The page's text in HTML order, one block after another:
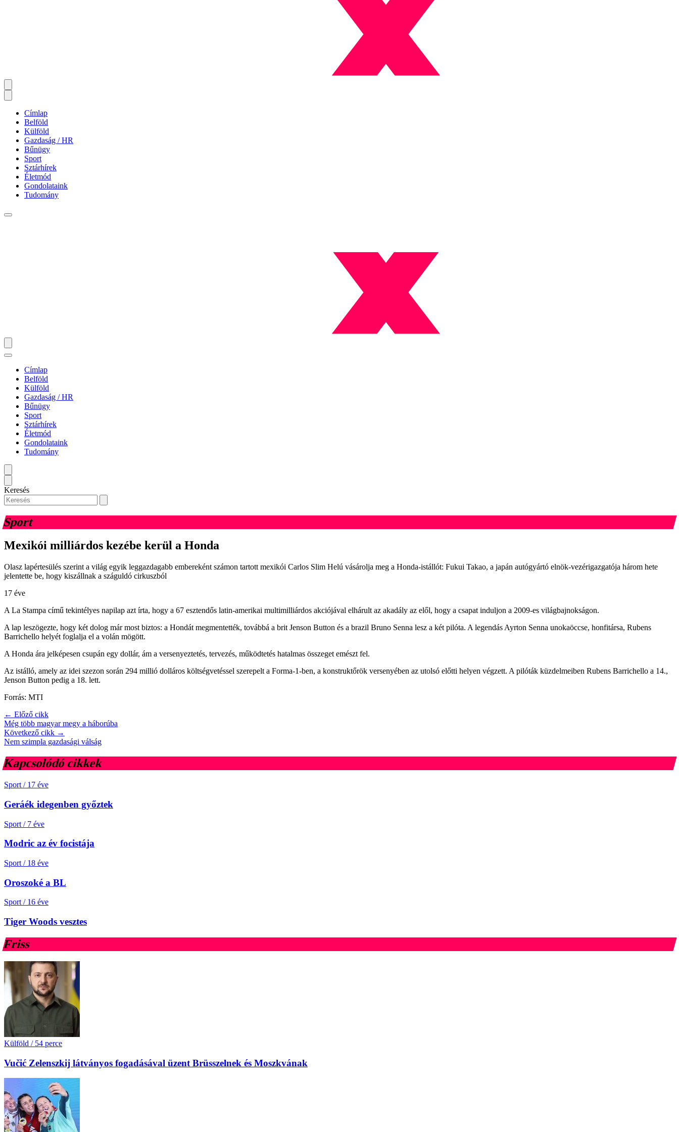
Címlap
Belföld
Külföld
Gazdaság / HR
Bűnügy
Sport
Sztárhírek
Életmód
Gondolataink
Tudomány
Címlap
Belföld
Külföld
Gazdaság / HR
Bűnügy
Sport
Sztárhírek
Életmód
Gondolataink
Tudomány
Keresés
Sport
Mexikói milliárdos kezébe kerül a Honda
Olasz lapértesülés szerint a világ egyik leggazdagabb embereként számon tartott mexikói Carlos Slim Helú vásárolja meg a Honda-istállót: Fukui Takao, a japán autógyártó elnök-vezérigazgatója három hete
jelentette be, hogy kiszállnak a száguldó cirkuszból
17 éve
A La Stampa című tekintélyes napilap azt írta, hogy a 67 esztendős latin-amerikai multimilliárdos akciójával elhárult az akadály az elől, hogy a csapat induljon a 2009-es világbajnokságon.
A lap leszögezte, hogy két dolog már most biztos: a Hondát megmentették, továbbá a brit Jenson Button és a brazil Bruno Senna lesz a két pilóta. A legendás Ayrton Senna unokaöccse, honfitársa, Rubens
Barrichello helyét foglalja el a volán mögött.
A Honda ára jelképesen csupán egy dollár, ám a versenyeztetés, tervezés, működtetés hatalmas összeget emészt fel.
Az istálló, amely az idei szezon során 294 millió dolláros költségvetéssel szerepelt a Forma-1-ben, a konstruktőrök versenyében az utolsó előtti helyen végzett. A pilóták küzdelmeiben Rubens Barrichello a 14.,
Jenson Button pedig a 18. lett.
Forrás: MTI
← Előző cikk
Még több magyar megy a háborúba
Következő cikk →
Nem szimpla gazdasági válság
Kapcsolódó cikkek
Sport / 17 éve
Geráék idegenben győztek
Sport / 7 éve
Modric az év focistája
Sport / 18 éve
Oroszoké a BL
Sport / 16 éve
Tiger Woods vesztes
Friss
Külföld / 54 perce
Vučić Zelenszkij látványos fogadásával üzent Brüsszelnek és Moszkvának